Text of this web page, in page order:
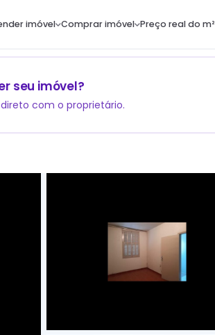
imóvel Comprar imóvel Preço real do m²
seu imóvel?
com o proprietário.